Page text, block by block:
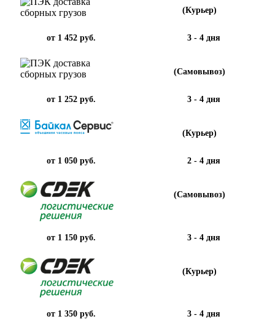
(Курьер)
от 1 452 руб. 3 - 4 дня
(Самовывоз)
от 1 252 руб. 3 - 4 дня
(Курьер)
от 1 050 руб. 2 - 4 дня
(Самовывоз)
от 1 150 руб. 3 - 4 дня
(Курьер)
от 1 350 руб. 3 - 4 дня